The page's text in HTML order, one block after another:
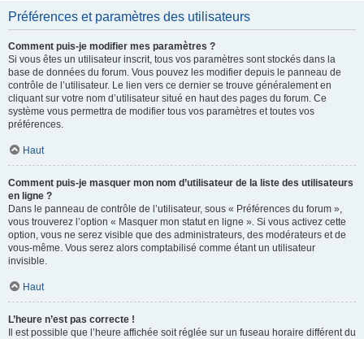
Préférences et paramètres des utilisateurs
Comment puis-je modifier mes paramètres ?
Si vous êtes un utilisateur inscrit, tous vos paramètres sont stockés dans la
base de données du forum. Vous pouvez les modifier depuis le panneau de
contrôle de l’utilisateur. Le lien vers ce dernier se trouve généralement en
cliquant sur votre nom d’utilisateur situé en haut des pages du forum. Ce
système vous permettra de modifier tous vos paramètres et toutes vos
préférences.
Haut
Comment puis-je masquer mon nom d’utilisateur de la liste des utilisateurs
en ligne ?
Dans le panneau de contrôle de l’utilisateur, sous « Préférences du forum »,
vous trouverez l’option « Masquer mon statut en ligne ». Si vous activez cette
option, vous ne serez visible que des administrateurs, des modérateurs et de
vous-même. Vous serez alors comptabilisé comme étant un utilisateur
invisible.
Haut
L’heure n’est pas correcte !
Il est possible que l’heure affichée soit réglée sur un fuseau horaire différent du